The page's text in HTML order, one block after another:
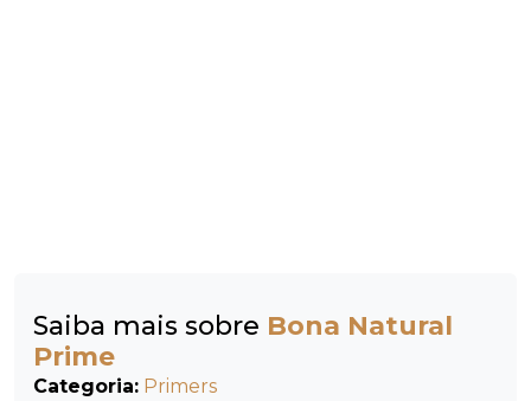
Saiba mais sobre Bona Natural
Prime
Categoria: Primers